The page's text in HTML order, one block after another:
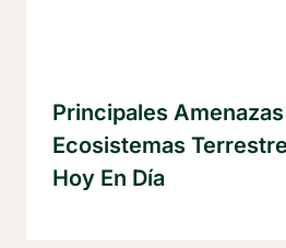
Principales
Ecosistemas
Hoy En Día